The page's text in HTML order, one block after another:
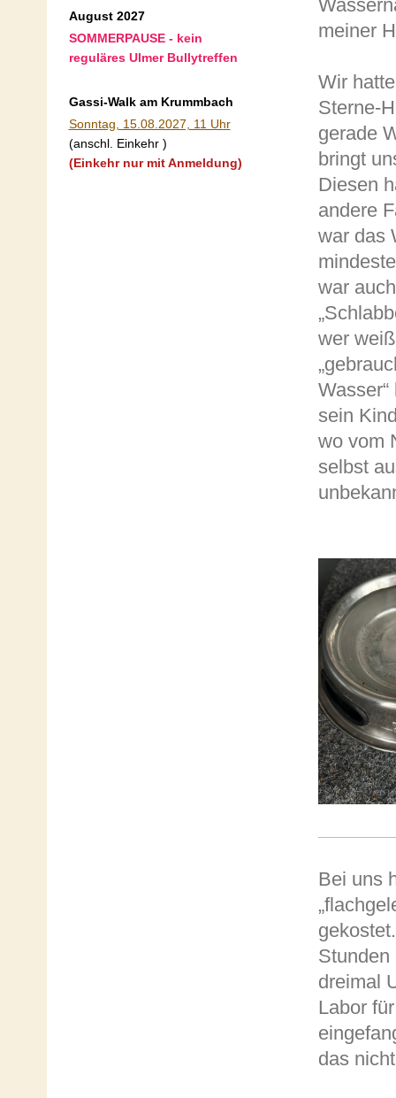
meiner
Wir
Sterne-
gerade
bringt
Diesen
andere
war das
war
wer
sein
wo vom
selbst
Bei uns
Stunden
dreimal
Labor
das
August 2027
SOMMERPAUSE - kein
reguläres Ulmer Bullytreffen
Gassi-Walk am Krummbach
Sonntag, 15.08.2027, 11 Uhr
(anschl. Einkehr )
(Einkehr nur mit Anmeldung)